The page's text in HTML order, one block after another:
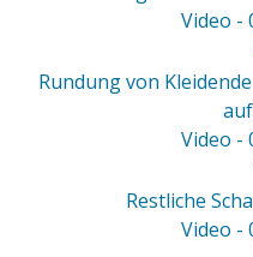
Video -
Rundung von
Video -
Restliche
Video -